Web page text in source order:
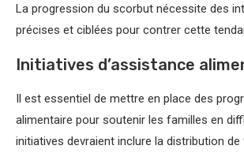
La progression du scorbut nécessite des
précises et ciblées pour contrer cette
Initiatives d’assistance
Il est essentiel de mettre en place des
alimentaire pour soutenir les familles en
initiatives devraient inclure la distribution